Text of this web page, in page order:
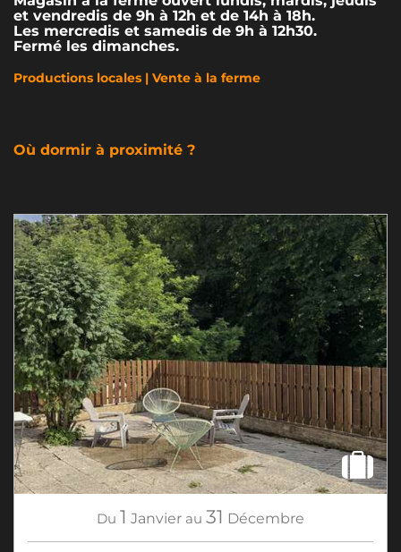
et vendredis de 9h à 12h et de 14h à 18h.
Les mercredis et samedis de 9h à 12h30.
Fermé les dimanches.
Productions locales | Vente à la ferme
Où dormir à proximité ?
Du 1 Janvier au 31 Décembre